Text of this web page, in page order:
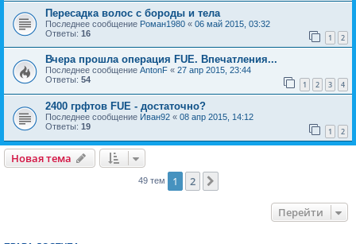
Пересадка волос с бороды и тела
Последнее сообщение Роман1980 « 06 май 2015, 03:32
Ответы: 16 1 2
Вчера прошла операция FUE. Впечатления...
Последнее сообщение AntonF « 27 апр 2015, 23:44
Ответы: 54 1 2 3 4
2400 грфтов FUE - достаточно?
Последнее сообщение Иван92 « 08 апр 2015, 14:12
Ответы: 19 1 2
Новая тема
49 тем 1 2
Перейти